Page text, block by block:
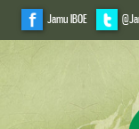
Jamu IBOE